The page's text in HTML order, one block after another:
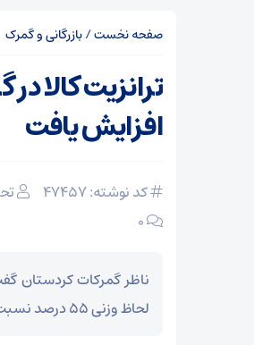
صفحه نخست/بازرگانی و گمرک
افزایش یافت
کد نوشته: 47457
۰
ناظر گمرکات کردستان
لحاظ وزنی ۵۵ درصد نسبت به مدت مشابه در سال گذشته افزایش پیدا کرد.